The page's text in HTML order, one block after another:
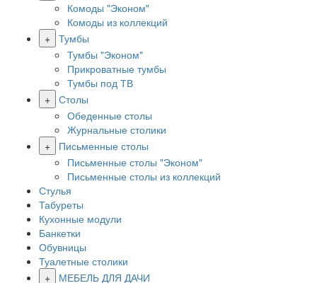
Комоды "Эконом"
Комоды из коллекций
+ Тумбы
Тумбы "Эконом"
Прикроватные тумбы
Тумбы под ТВ
+ Столы
Обеденные столы
Журнальные столики
+
Письменные столы
Письменные столы "Эконом"
Письменные столы из коллекций
Стулья
Табуреты
Кухонные модули
Банкетки
Обувницы
Туалетные столики
+
МЕБЕЛЬ ДЛЯ ДАЧИ